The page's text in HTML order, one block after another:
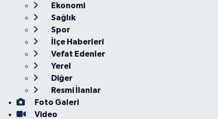
Ekonomi
Sağlık
Spor
İlçe Haberleri
Vefat Edenler
Yerel
Diğer
Resmi İlanlar
Foto Galeri
Video